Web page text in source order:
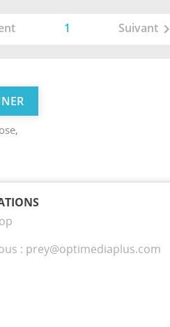
1 Suivant 
: prey@optimediaplus.com